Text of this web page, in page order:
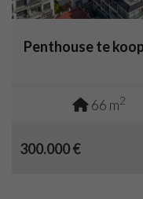
Penthouse te
66 m2
300.000 €